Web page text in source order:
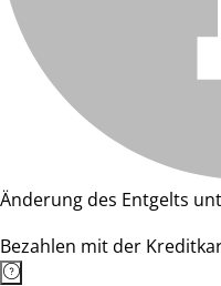
Änderung des Entgelts
Bezahlen mit der